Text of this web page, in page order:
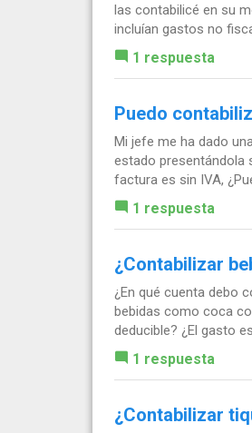
las contabilicé en su
incluían gastos no
1 respuesta
Puedo
Mi jefe me ha dado
estado presentándola
factura es sin IVA,
1 respuesta
¿Contabilizar
¿En qué cuenta debo
bebidas como coca
deducible? ¿El gasto
1 respuesta
¿Contabilizar